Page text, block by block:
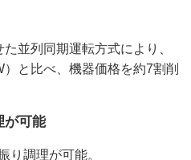
並列同期運転方式により、
と比べ、機器価格を約7割削
が可能
り調理が可能。